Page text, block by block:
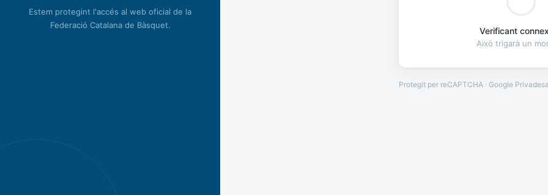
Estem protegint l'accés al web oficial de la
Federació Catalana de Bàsquet.
Verificant
Això trigarà un
Protegit per reCAPTCHA · Google Privadesa